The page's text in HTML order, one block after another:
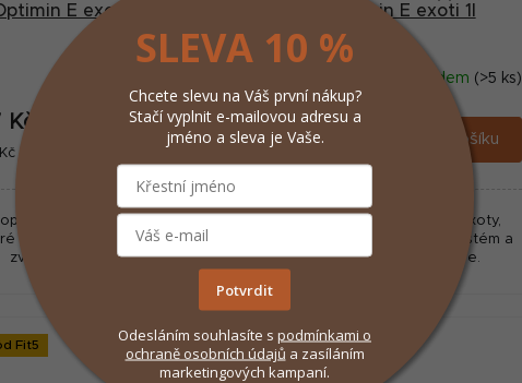
E exoti 500ml
nedostupné
Kč
/ 1 l
krmivo pro exoty,
podpoří imunitní systém a
zvýší užitkovost zvěře.
Optimin E exoti 1l
Skladem (>5 ks)
184 Kč / ks
cena:
Do košíku
Doplňkové krmivo pro exoty,
které podpoří imunitní systém a
zvýší užitkovost zvěře.
Fit5
SLEVA 10 %
Chcete slevu na Váš první nákup?
Stačí vyplnit e-mailovou adresu a
jméno a sleva je Vaše.
Potvrdit
Odesláním souhlasíte s podmínkami o
ochraně osobních údajů a zasíláním
marketingových kampaní.